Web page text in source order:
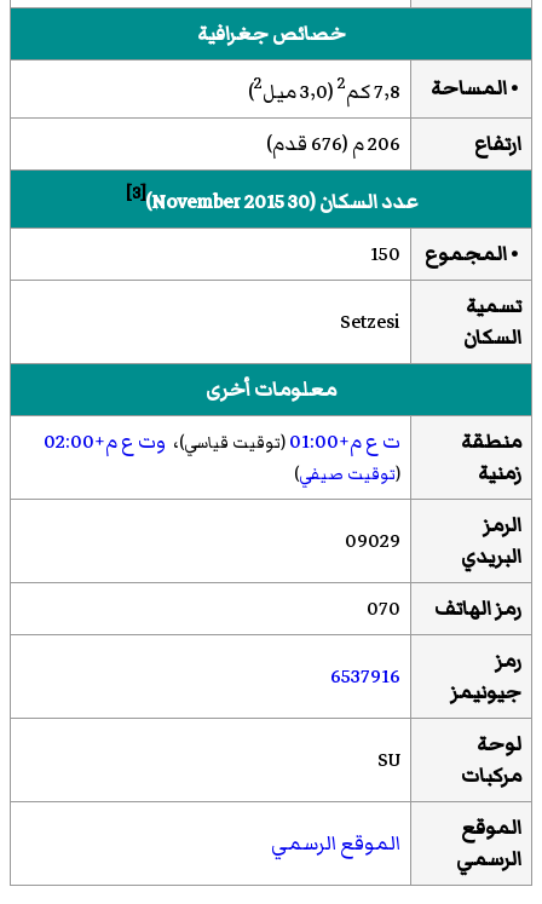
خصائص جغرافية
• المساحة
7٫8 كم 2(3٫0 ميل 2
)
ارتفاع
206 م (676 قدم)
عدد السكان (30 November 2015)
[3]
• المجموع
150
تسمية
السكان
Setzesi
معلومات أخرى
منطقة
زمنية
ت ع م+01:00 (توقيت قياسي)، وت ع م+02:00
(توقيت صيفي)
الرمز
البريدي
09029
رمز الهاتف
070
رمز
جيونيمز
6537916
لوحة
مركبات
SU
الموقع
الرسمي
الموقع الرسمي